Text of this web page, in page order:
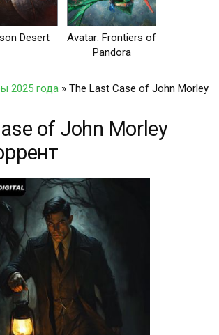
Desert
Avatar: Frontiers of
Pandora
2025 года » The Last Case of John Morley
of John Morley